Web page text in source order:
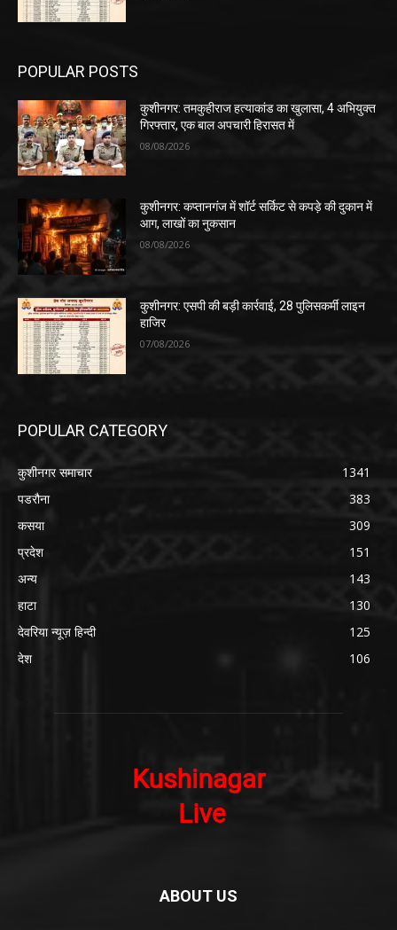
POPULAR POSTS
कुशीनगर: तमकुहीराज हत्याकांड का खुलासा, 4 अभियुक्त
गिरफ्तार, एक बाल अपचारी हिरासत में
08/08/2026
कुशीनगर: कप्तानगंज में शॉर्ट सर्किट से कपड़े की दुकान में
आग, लाखों का नुकसान
08/08/2026
कुशीनगर: एसपी की बड़ी कार्रवाई, 28 पुलिसकर्मी लाइन
हाजिर
07/08/2026
POPULAR CATEGORY
कुशीनगर समाचार
1341
पडरौना
383
कसया
309
प्रदेश
151
अन्य
143
हाटा
130
देवरिया न्यूज़ हिन्दी
125
देश
106
ABOUT US